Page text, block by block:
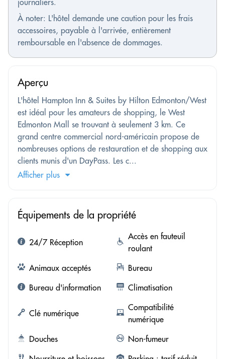
journaliers.
À noter: L'hôtel demande une caution pour les frais
accessoires, payable à l'arrivée, entièrement
remboursable en l'absence de dommages.
Aperçu
L'hôtel Hampton Inn & Suites by Hilton Edmonton/West
est idéal pour les amateurs de shopping, le West
Edmonton Mall se trouvant à seulement 3 km. Ce
grand centre commercial nord-américain propose de
nombreuses options de restauration et de shopping aux
clients munis d'un DayPass. Les c...
Afficher plus
Équipements de la propriété
24/7 Réception
Accès en fauteuil
roulant
Animaux acceptés
Bureau
Bureau d'information
Climatisation
Clé numérique
Compatibilité
numérique
Douches
Non-fumeur